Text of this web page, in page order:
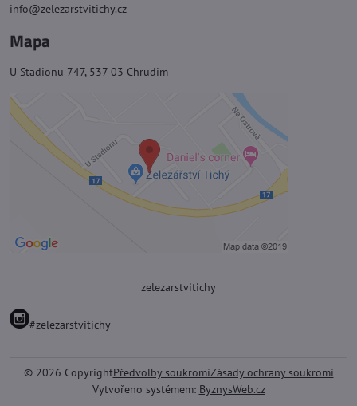
info@zelezarstvitichy.cz
Mapa
U Stadionu 747, 537 03 Chrudim
zelezarstvitichy
#zelezarstvitichy
© 2026 CopyrightPředvolby soukromíZásady ochrany soukromí
Vytvořeno systémem: ByznysWeb.cz